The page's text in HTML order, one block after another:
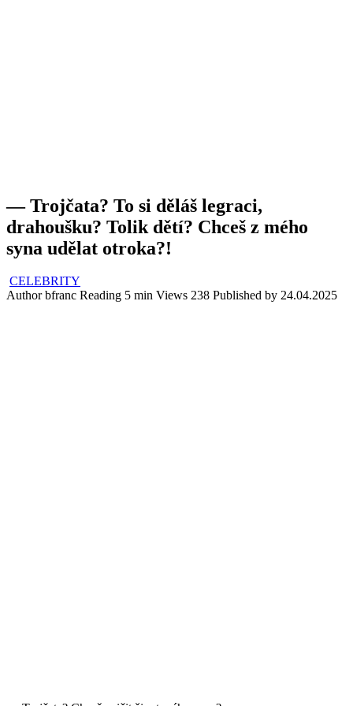
— Trojčata? To si děláš legraci,
drahoušku? Tolik dětí? Chceš z mého
syna udělat otroka?!
CELEBRITY
Author bfranc Reading 5 min Views 238 Published by 24.04.2025